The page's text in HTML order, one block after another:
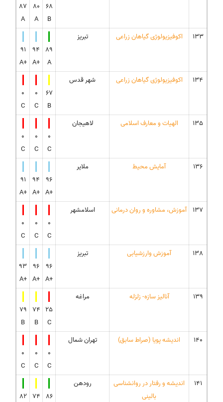
68
B
80
A
87
A
133
اکوفیزیولوژی گیاهان زراعی
تبریز
89
A
94
A+
91
A+
134
اکوفیزیولوژی گیاهان زراعی
شهر قدس
67
B
0
C
0
C
135
الهیات و معارف اسلامی
لاهیجان
0
C
0
C
0
C
136
آمایش محیط
ملایر
96
A+
94
A+
91
A+
137
آموزش، مشاوره و روان درمانی
اسلامشهر
0
C
0
C
0
C
138
آموزش وارزشیابی
تبریز
96
A+
96
A+
93
A+
139
آنالیز سازه- زلزله
مراغه
25
C
74
B
79
B
140
اندیشه پویا (صراط سابق)
تهران شمال
0
C
0
C
0
C
141
اندیشه و رفتار در روانشناسی
بالینی
رودهن
86
74
82